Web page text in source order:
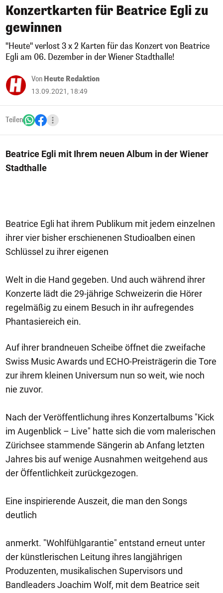
Konzertkarten für Beatrice Egli zu
gewinnen
"Heute" verlost 3 x 2 Karten für das Konzert von Beatrice
Egli am 06. Dezember in der Wiener Stadthalle!
Von Heute Redaktion
13.09.2021, 18:49
Teilen
Beatrice Egli mit Ihrem neuen Album in der Wiener
Stadthalle
Beatrice Egli hat ihrem Publikum mit jedem einzelnen
ihrer vier bisher erschienenen Studioalben einen
Schlüssel zu ihrer eigenen
Welt in die Hand gegeben. Und auch während ihrer
Konzerte lädt die 29-jährige Schweizerin die Hörer
regelmäßig zu einem Besuch in ihr aufregendes
Phantasiereich ein.
Auf ihrer brandneuen Scheibe öffnet die zweifache
Swiss Music Awards und ECHO-Preisträgerin die Tore
zur ihrem kleinen Universum nun so weit, wie noch
nie zuvor.
Nach der Veröffentlichung ihres Konzertalbums "Kick
im Augenblick – Live" hatte sich die vom malerischen
Zürichsee stammende Sängerin ab Anfang letzten
Jahres bis auf wenige Ausnahmen weitgehend aus
der Öffentlichkeit zurückgezogen.
Eine inspirierende Auszeit, die man den Songs
deutlich
anmerkt. "Wohlfühlgarantie" entstand erneut unter
der künstlerischen Leitung ihres langjährigen
Produzenten, musikalischen Supervisors und
Bandleaders Joachim Wolf, mit dem Beatrice seit